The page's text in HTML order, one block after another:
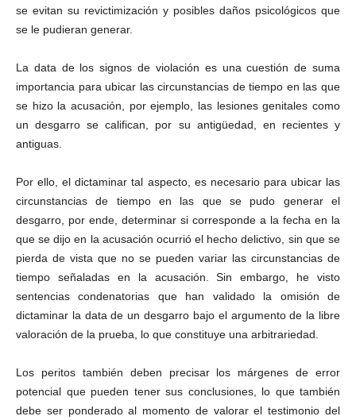
se evitan su revictimización y posibles daños psicológicos que
se le pudieran generar.
La data de los signos de violación es una cuestión de suma
importancia para ubicar las circunstancias de tiempo en las que
se hizo la acusación, por ejemplo, las lesiones genitales como
un desgarro se califican, por su antigüedad, en recientes y
antiguas.
Por ello, el dictaminar tal aspecto, es necesario para ubicar las
circunstancias de tiempo en las que se pudo generar el
desgarro, por ende, determinar si corresponde a la fecha en la
que se dijo en la acusación ocurrió el hecho delictivo, sin que se
pierda de vista que no se pueden variar las circunstancias de
tiempo señaladas en la acusación. Sin embargo, he visto
sentencias condenatorias que han validado la omisión de
dictaminar la data de un desgarro bajo el argumento de la libre
valoración de la prueba, lo que constituye una arbitrariedad.
Los peritos también deben precisar los márgenes de error
potencial que pueden tener sus conclusiones, lo que también
debe ser ponderado al momento de valorar el testimonio del